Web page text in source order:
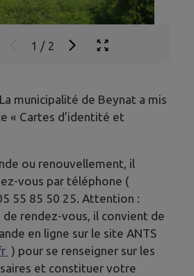
1 / 2
municipalité de Beynat a mis
« Cartes d’identité et
ou renouvellement, il
vous par téléphone (
55 85 50 25. Attention :
rendez-vous, il convient de
en ligne sur le site ANTS
) pour se renseigner sur les
et constituer votre